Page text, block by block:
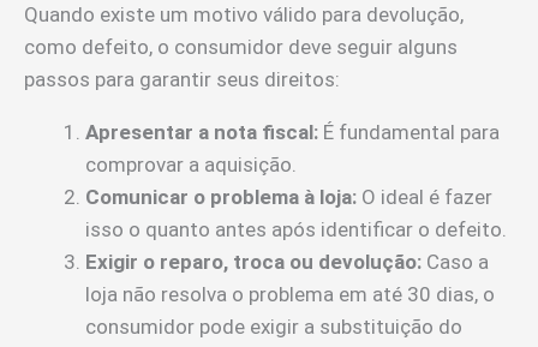
Quando existe um motivo válido para devolução,
como defeito, o consumidor deve seguir alguns
passos para garantir seus direitos:
Apresentar a nota fiscal: É fundamental para
comprovar a aquisição.
Comunicar o problema à loja: O ideal é fazer
isso o quanto antes após identificar o defeito.
Exigir o reparo, troca ou devolução: Caso a
loja não resolva o problema em até 30 dias, o
consumidor pode exigir a substituição do